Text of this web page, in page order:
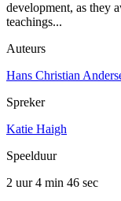
development, as they
teachings...
Auteurs
Hans Christian
Spreker
Katie Haigh
Speelduur
2 uur 4 min 46 sec